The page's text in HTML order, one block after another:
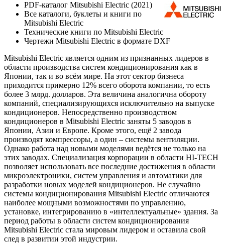
PDF-каталог Mitsubishi Electric (2021)
Все каталоги, буклеты и книги по
Mitsubishi Electric
Технические книги по Mitsubishi Electric
Чертежи Mitsubishi Electric в формате DXF
Mitsubishi Electric является одним из признанных лидеров в
области производства систем кондиционирования как в
Японии, так и во всём мире. На этот сектор бизнеса
приходится примерно 12% всего оборота компании, то есть
более 3 млрд. долларов. Эта величина аналогична обороту
компаний, специализирующихся исключительно на выпуске
кондиционеров. Непосредственно производством
кондиционеров в Mitsubishi Electric заняты 5 заводов в
Японии, Азии и Европе. Кроме этого, ещё 2 завода
производят компрессоры, а один – системы вентиляции.
Однако работа над новыми моделями ведётся не только на
этих заводах. Специализация корпорации в области HI-TECH
позволяет использовать все последние достижения в области
микроэлектроники, систем управления и автоматики для
разработки новых моделей кондиционеров. Не случайно
системы кондиционирования Mitsubishi Electric отличаются
наиболее мощными возможностями по управлению,
установке, интегрированию в «интеллектуальные» здания. За
период работы в области систем кондиционирования
Mitsubishi Electric стала мировым лидером и оставила свой
след в развитии этой индустрии.